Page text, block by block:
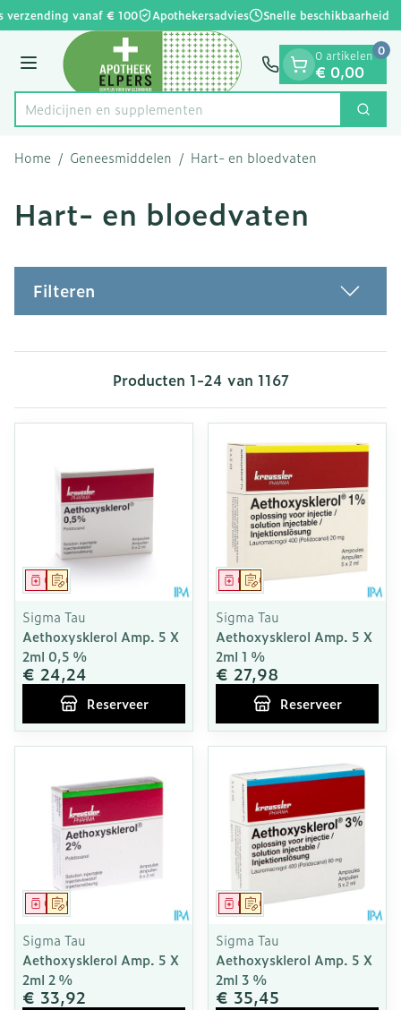
Ga naar de inhoud
1 van 1vanaf € 100 Apothekersadvies Snelle beschikbaarheid
Menu
Product, merk, categorie...
Medicijne Zoek
0 artikelen
€ 0,00
0
Home / Geneesmiddelen / Hart- en bloedvaten
Hart- en bloedvaten
Filteren
Producten 1-24 van 1167
Op voorschrift
Geneesmiddel
Sigma Tau
Aethoxysklerol Amp. 5 X
2ml 0,5 %
€ 24,24
Reserveer
Op voorschrift
Geneesmiddel
Sigma Tau
Aethoxysklerol Amp. 5 X
2ml 1 %
€ 27,98
Reserveer
Op voorschrift
Geneesmiddel
Sigma Tau
Aethoxysklerol Amp. 5 X
2ml 2 %
€ 33,92
Op voorschrift
Geneesmiddel
Sigma Tau
Aethoxysklerol Amp. 5 X
2ml 3 %
€ 35,45